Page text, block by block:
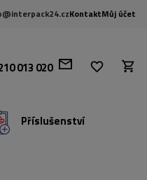
KontaktMůj účet
013 020
Příslušenství